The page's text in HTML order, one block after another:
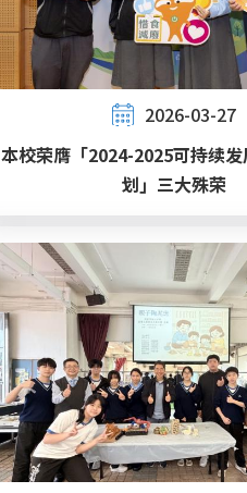
2026-03-27
本校荣膺「2024-2025可持续
划」三大殊荣